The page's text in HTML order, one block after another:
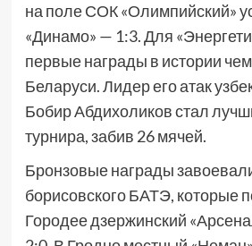
на поле СОК «Олимпийский»
«Динамо» — 1:3. Для
первые награды в истории
Беларуси. Лидер его атак
Бобир Абдихоликов стал
турнира, забив 26 мячей.
Бронзовые награды
борисовского БАТЭ, которые
Городее дзержинский